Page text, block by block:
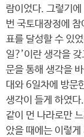
람이었다. 그렇기
번 국토대장정에
표를 달성할 수 있
일?’이란 생각을
문을 통해 생각을
대와 6일차에 방문
생각이 들게 하였
같이 먼 나라로만
았을 때에는 이렇